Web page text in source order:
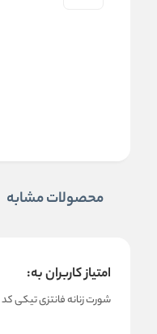
محصولات مشابه
امتیاز کاربران به:
شورت زنانه فانتزی تیکی کد T195